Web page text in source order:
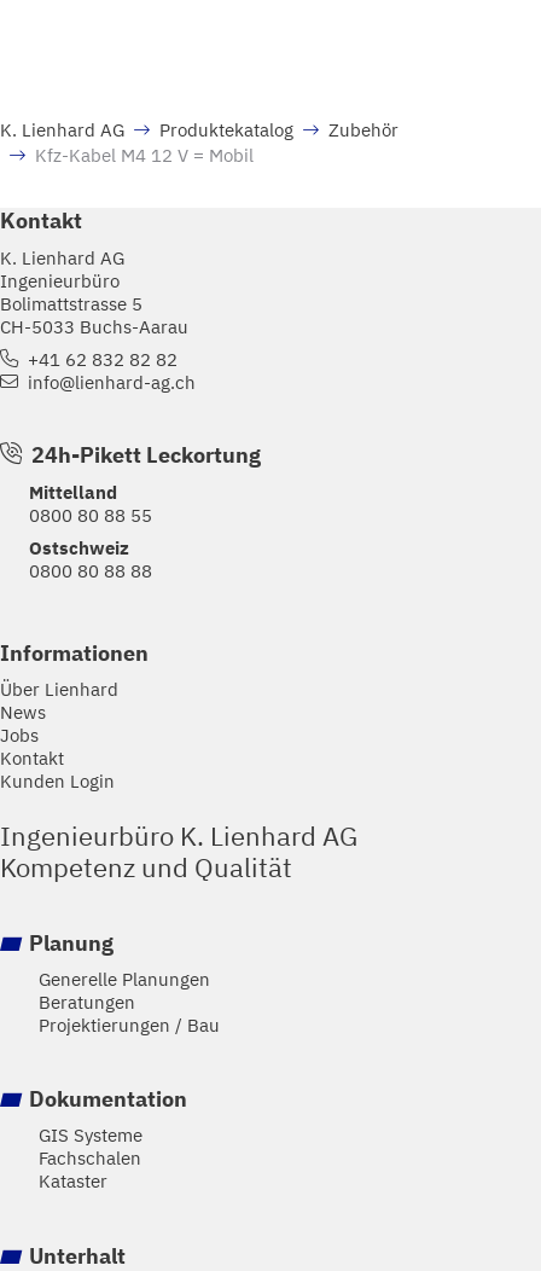
K. Lienhard AG Produktekatalog
Zubehör
Kfz-Kabel M4 12 V = Mobil
Kontakt
K. Lienhard AG
Ingenieurbüro
Bolimattstrasse 5
CH-5033 Buchs-Aarau
+41 62 832 82 82
info@lienhard-ag.ch
24h-Pikett Leckortung
Mittelland
0800 80 88 55
Ostschweiz
0800 80 88 88
Informationen
Über Lienhard
News
Jobs
Kontakt
Kunden Login
Ingenieurbüro K. Lienhard AG
Kompetenz und Qualität
Planung
Generelle Planungen
Beratungen
Projektierungen / Bau
Dokumentation
GIS Systeme
Fachschalen
Kataster
Unterhalt